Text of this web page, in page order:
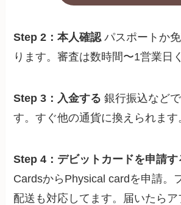
Step 2：本人確認パスポートか
ります。審査は数時間〜1営業日
Step 3：入金する 銀行振込など
す。すぐ他の通貨に換えられます
Step 4：デビットカードを申請す
CardsからPhysical cardを申請。
配送も対応してます。届いたらア